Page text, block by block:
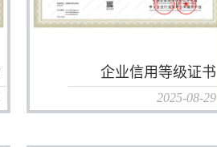
企业信用等级证书
2025-08-29